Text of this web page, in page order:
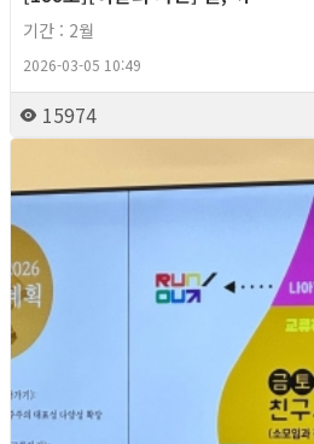
기간 : 2월
2026-03-05 10:49
15974